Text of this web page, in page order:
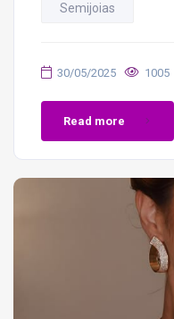
Semijoias
30/05/2025 1005
Read more